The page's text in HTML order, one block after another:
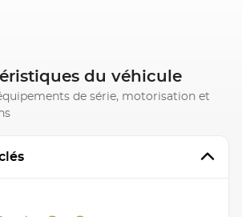
du véhicule
de série, motorisation et